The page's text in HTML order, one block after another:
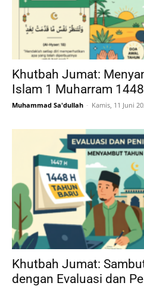
Khutbah Jumat:
Islam 1 Muharram
Muhammad Sa'dullah - Kamis, 11 Juni
Khutbah Jumat:
dengan Evaluasi dan